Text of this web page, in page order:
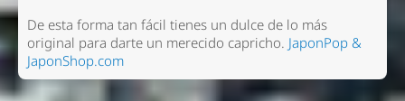
De esta forma tan fácil tienes un dulce de lo más
original para darte un merecido capricho. JaponPop &
JaponShop.com
Nombre *
Email *
Comentario *